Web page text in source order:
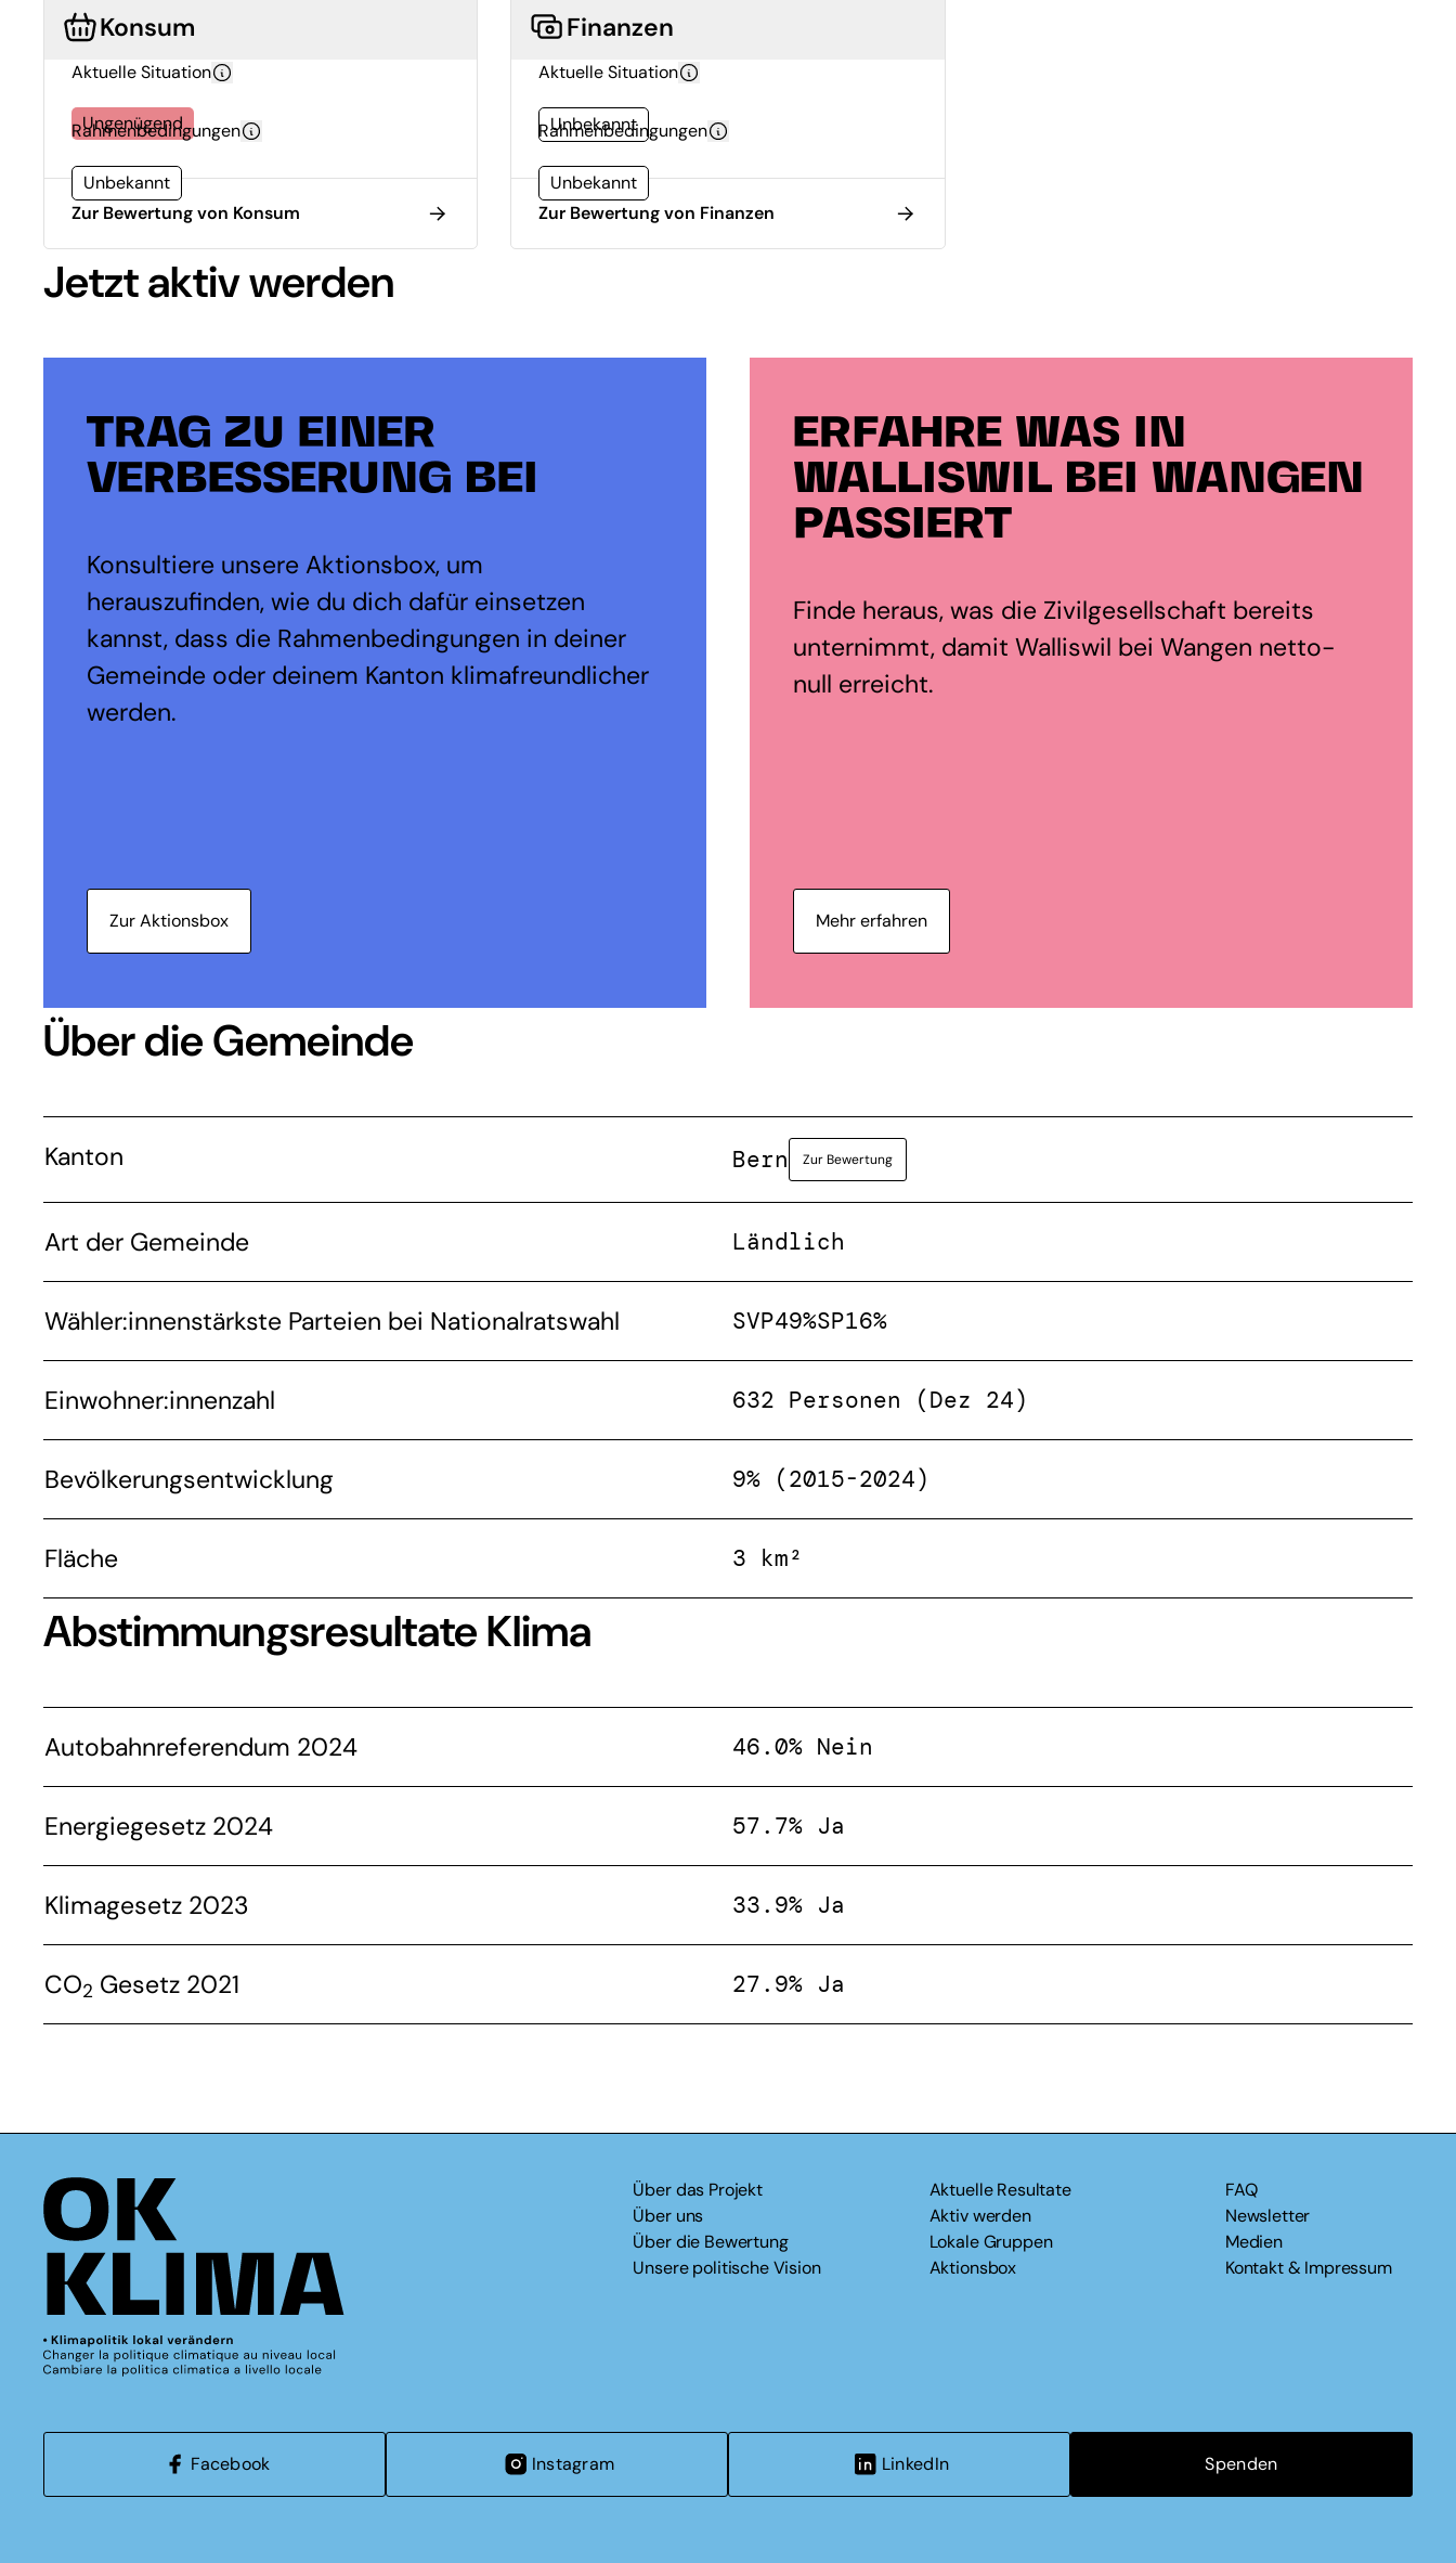
Konsum
Aktuelle Situation
Ungenügend
Rahmenbedingungen
Unbekannt
Zur Bewertung von Konsum
Finanzen
Aktuelle Situation
Unbekannt
Rahmenbedingungen
Unbekannt
Zur Bewertung von Finanzen
Jetzt aktiv werden
TRAG ZU EINER
VERBESSERUNG BEI
Konsultiere unsere Aktionsbox, um
herauszufinden, wie du dich dafür einsetzen
kannst, dass die Rahmenbedingungen in deiner
Gemeinde oder deinem Kanton klimafreundlicher
werden.
Zur Aktionsbox
ERFAHRE WAS IN
WALLISWIL BEI WANGEN
PASSIERT
Finde heraus, was die Zivilgesellschaft bereits
unternimmt, damit Walliswil bei Wangen netto-
null erreicht.
Mehr erfahren
Über die Gemeinde
Kanton Bern Zur Bewertung
Art der Gemeinde Ländlich
Wähler:innenstärkste Parteien bei Nationalratswahl SVP49%SP16%
Einwohner:innenzahl 632 Personen (Dez 24)
Bevölkerungsentwicklung 9% (2015-2024)
Fläche 3 km²
Abstimmungsresultate Klima
Autobahnreferendum 2024 46.0% Nein
Energiegesetz 2024 57.7% Ja
Klimagesetz 2023 33.9% Ja
CO2 Gesetz 2021 27.9% Ja
Über das Projekt
Über uns
Über die Bewertung
Unsere politische Vision
Aktuelle Resultate
Aktiv werden
Lokale Gruppen
Aktionsbox
FAQ
Newsletter
Medien
Kontakt & Impressum
Facebook Instagram LinkedIn Spenden